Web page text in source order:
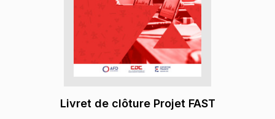
Livret de clôture Projet FAST